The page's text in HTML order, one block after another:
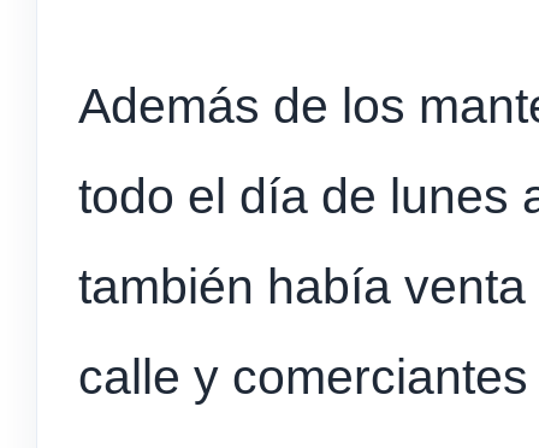
Además de los
todo el día de lunes
también había
calle y